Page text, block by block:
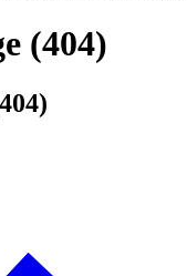
(404)